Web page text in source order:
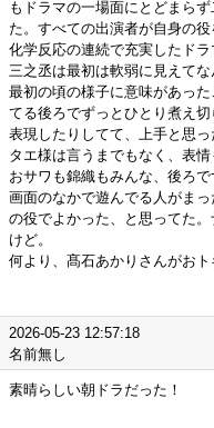
もドラマの一場面にとどまら
た。すべての出演者が自身の
化学反応の連続で充実したドラ
三之丞は最初は軟弱に見えて
最初の頃の様子に意味があっ
てる後ろでずっとひとり煮え
表現したりしてて、上手と思っ
タエ様は言うまでもなく、表
おサワも錦織もみんな、後ろ
画面のなかで遊んでる人がま
の役でよかった、と思ってた
けど。
何より、髙石あかりさんがおト
2026-05-23 12:57:18
名前無し
素晴らしい朝ドラだった！